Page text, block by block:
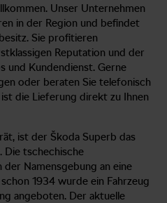
Unser Unternehmen
in der Region und befindet
Sie profitieren
Reputation und der
und Kundendienst. Gerne
oder beraten Sie telefonisch
die Lieferung direkt zu Ihnen
ist der Škoda Superb das
Die tschechische
Namensgebung an eine
1934 wurde ein Fahrzeug
angeboten. Der aktuelle